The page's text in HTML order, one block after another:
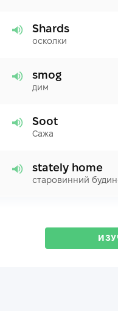
Shards
осколки
smog
дим
Soot
Сажа
stately home
старовинний